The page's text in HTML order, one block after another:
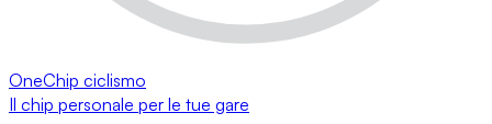
OneChip ciclismo
Il chip personale per le tue gare